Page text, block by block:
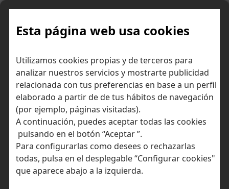
Esta página web usa cookies
Utilizamos cookies propias y de terceros para
analizar nuestros servicios y mostrarte publicidad
relacionada con tus preferencias en base a un perfil
elaborado a partir de de tus hábitos de navegación
(por ejemplo, páginas visitadas).
A continuación, puedes aceptar todas las cookies
pulsando en el botón “Aceptar ”.
Para configurarlas como desees o rechazarlas
todas, pulsa en el desplegable “Configurar cookies"
que aparece abajo a la izquierda.
Skip
Ir a Self Bank »
El Blog de Self
Bank